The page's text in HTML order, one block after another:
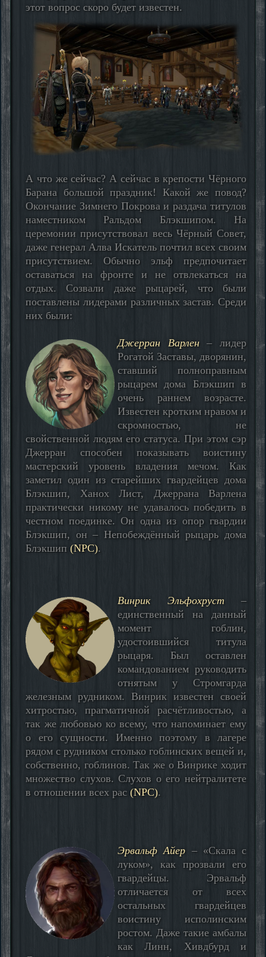
этот вопрос скоро будет известен.
А что же сейчас? А сейчас в крепости Чёрного
Барана большой праздник! Какой же повод?
Окончание Зимнего Покрова и раздача титулов
наместником Ральдом Блэкшипом. На
церемонии присутствовал весь Чёрный Совет,
даже генерал Алва Искатель почтил всех своим
присутствием. Обычно эльф предпочитает
оставаться на фронте и не отвлекаться на
отдых. Созвали даже рыцарей, что были
поставлены лидерами различных застав. Среди
них были:
Джерран Варлен– лидер
Рогатой Заставы, дворянин,
ставший полноправным
рыцарем дома Блэкшип в
очень раннем возрасте.
Известен кротким нравом и
скромностью, не
свойственной людям его статуса. При этом сэр
Джерран способен показывать воистину
мастерский уровень владения мечом. Как
заметил один из старейших гвардейцев дома
Блэкшип, Ханох Лист, Джеррана Варлена
практически никому не удавалось победить в
честном поединке. Он одна из опор гвардии
Блэкшип, он – Непобеждённый рыцарь дома
Блэкшип (NPC).
Винрик Эльфохруст –
единственный на данный
момент гоблин,
удостоившийся титула
рыцаря. Был оставлен
командованием руководить
отнятым у Стромгарда
железным рудником. Винрик известен своей
хитростью, прагматичной расчётливостью, а
так же любовью ко всему, что напоминает ему
о его сущности. Именно поэтому в лагере
рядом с рудником столько гоблинских вещей и,
собственно, гоблинов. Так же о Винрике ходит
множество слухов. Слухов о его нейтралитете
в отношении всех рас (NPC).
Эрвальф Айер – «Скала с
луком», как прозвали его
гвардейцы. Эрвальф
отличается от всех
остальных гвардейцев
воистину исполинским
ростом. Даже такие амбалы
как Линн, Хивдбурд и